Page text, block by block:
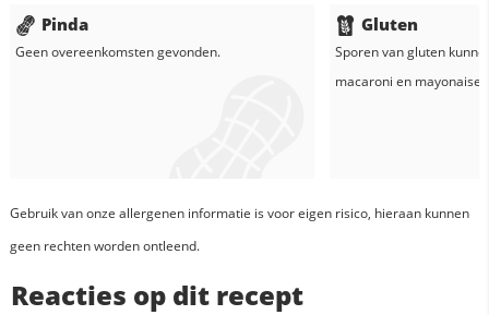
Pinda
Geen overeenkomsten gevonden.
Gluten
Sporen van gluten
macaroni en mayonaise
Gebruik van onze allergenen informatie is voor eigen risico, hieraan kunnen
geen rechten worden ontleend.
Reacties op dit recept